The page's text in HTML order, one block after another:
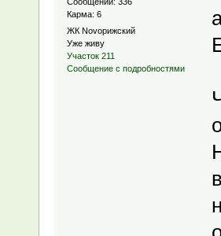
Карма: 6
ЖК Novoрижский
Уже живу
Участок 211
Сообщение с подробностями